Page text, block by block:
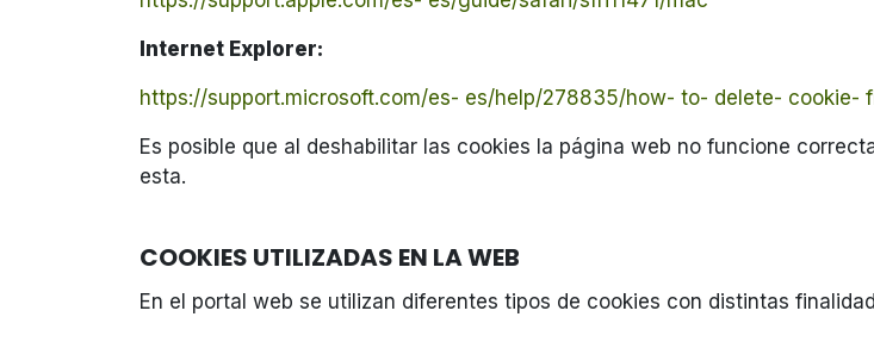
Internet Explorer:
https://support.microsoft.com/es- es/help/278835/how- to- delete- cookie-
Es posible que al deshabilitar las cookies la página web no funcione
esta.
COOKIES UTILIZADAS EN LA WEB
En el portal web se utilizan diferentes tipos de cookies con distintas